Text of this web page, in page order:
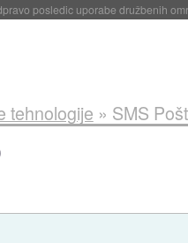
model umetne inteligence doslej::
tehnologije » SMS